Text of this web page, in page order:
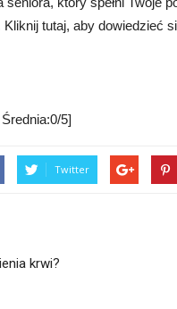
tutaj, aby dowiedzieć
5]
Twitter
krwi?